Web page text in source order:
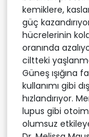
kemiklere,
güç
hücrelerinin
oranında
ciltteki
Güneş ışığına
kullanımı gibi
hızlandırıyor.
lupus gibi
olumsuz